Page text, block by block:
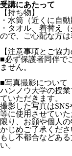
受講にあたって
【持ち物】
・水筒（近くに自
・タオル、着替え
ので、ご心配な方は
【注意事項とご協力
■必ず保護者同伴で
ません。
■写真撮影について
ハンノウ大学の授
ていただきます。
撮影した写真は
等に使用させてい
限り、お顔や個人
かじめご了承くださ
もし不都合などあ
い。